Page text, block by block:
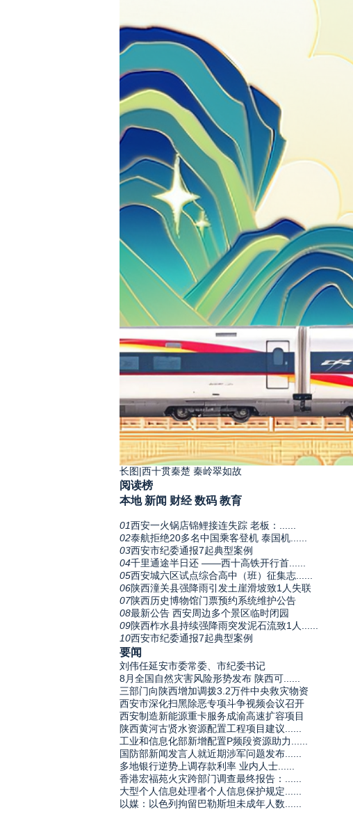
长图|西十贯秦楚 秦岭翠如故
阅读榜
本地 新闻 财经 数码 教育
01西安一火锅店锦鲤接连失踪 老板：......
02泰航拒绝20多名中国乘客登机 泰国机......
03西安市纪委通报7起典型案例
04千里通途半日还 ——西十高铁开行首......
05西安城六区试点综合高中（班）征集志......
06陕西潼关县强降雨引发土崖滑坡致1人失联
07陕西历史博物馆门票预约系统维护公告
08最新公告 西安周边多个景区临时闭园
09陕西柞水县持续强降雨突发泥石流致1人......
10西安市纪委通报7起典型案例
要闻
刘伟任延安市委常委、市纪委书记
8月全国自然灾害风险形势发布 陕西可......
三部门向陕西增加调拨3.2万件中央救灾物资
西安市深化扫黑除恶专项斗争视频会议召开
西安制造新能源重卡服务成渝高速扩容项目
陕西黄河古贤水资源配置工程项目建议......
工业和信息化部新增配置P频段资源助力......
国防部新闻发言人就近期涉军问题发布......
多地银行逆势上调存款利率 业内人士......
香港宏福苑火灾跨部门调查最终报告：......
大型个人信息处理者个人信息保护规定......
以媒：以色列拘留巴勒斯坦未成年人数......